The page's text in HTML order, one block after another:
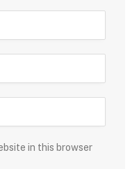
in this browser